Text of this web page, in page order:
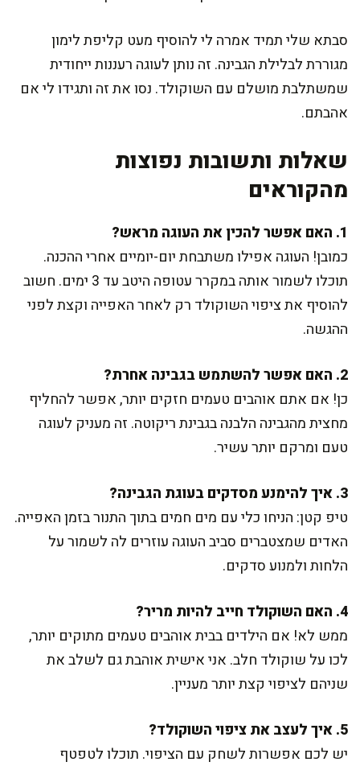
סבתא שלי תמיד אמרה לי להוסיף מעט קליפת לימון
מגוררת לבלילת הגבינה. זה נותן לעוגה רעננות ייחודית
שמשתלבת מושלם עם השוקולד. נסו את זה ותגידו לי אם
אהבתם.
שאלות ותשובות נפוצות
מהקוראים
1. האם אפשר להכין את העוגה מראש?
כמובן! העוגה אפילו משתבחת יום-יומיים אחרי ההכנה.
תוכלו לשמור אותה במקרר עטופה היטב עד 3 ימים. חשוב
להוסיף את ציפוי השוקולד רק לאחר האפייה וקצת לפני
ההגשה.
2. האם אפשר להשתמש בגבינה אחרת?
כן! אם אתם אוהבים טעמים חזקים יותר, אפשר להחליף
מחצית מהגבינה הלבנה בגבינת ריקוטה. זה מעניק לעוגה
טעם ומרקם יותר עשיר.
3. איך להימנע מסדקים בעוגת הגבינה?
טיפ קטן: הניחו כלי עם מים חמים בתוך התנור בזמן האפייה.
האדים שמצטברים סביב העוגה עוזרים לה לשמור על
הלחות ולמנוע סדקים.
4. האם השוקולד חייב להיות מריר?
ממש לא! אם הילדים בבית אוהבים טעמים מתוקים יותר,
לכו על שוקולד חלב. אני אישית אוהבת גם לשלב את
שניהם לציפוי קצת יותר מעניין.
5. איך לעצב את ציפוי השוקולד?
יש לכם אפשרות לשחק עם הציפוי. תוכלו לטפטף